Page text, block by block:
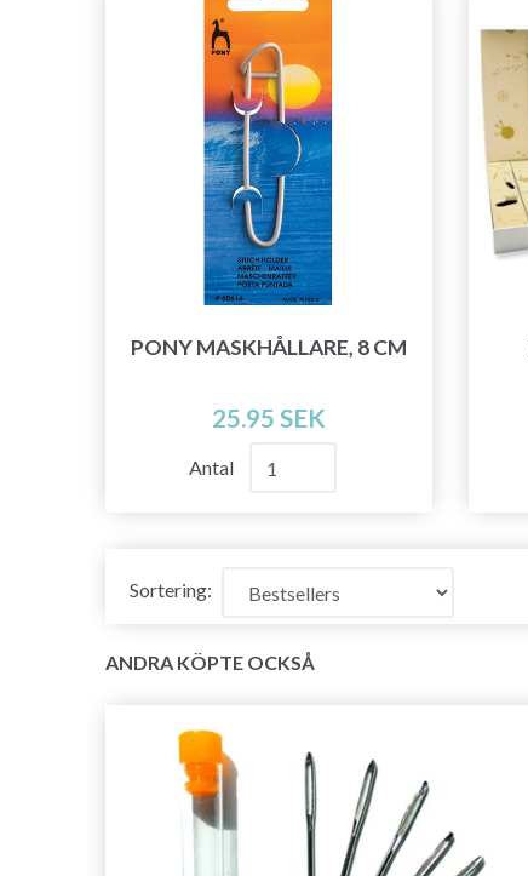
PONY MASKHÅLLARE, 8 CM
25.95 SEK
Antal
Sortering:
ANDRA KÖPTE OCKSÅ